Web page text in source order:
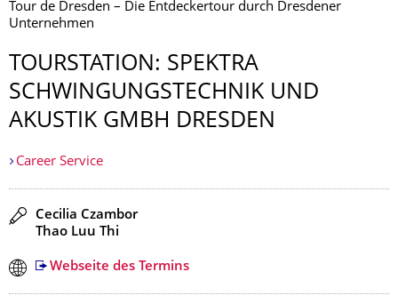
Tour de Dresden – Die Entdeckertour durch Dresdener
Unternehmen
TOURSTATION: SPEKTRA
SCHWINGUNGS­TECHNIK UND
AKUSTIK GMBH DRESDEN
Career Service
Redner
Cecilia Czambor
Thao Luu Thi
Webseite des Termins